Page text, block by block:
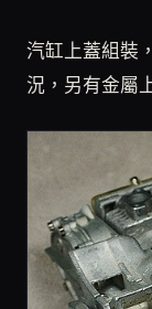
汽缸上蓋組裝
況，另有金屬